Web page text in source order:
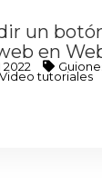
un
en
2022
Video tutoriales